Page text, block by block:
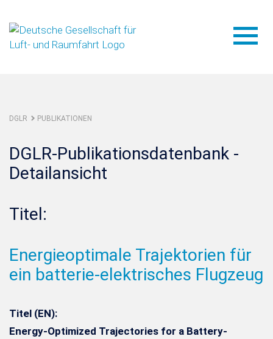
DGLR PUBLIKATIONEN
DGLR-Publikationsdatenbank -
Detailansicht
Titel:
Energieoptimale Trajektorien für
ein batterie-elektrisches Flugzeug
Titel (EN):
Energy-Optimized Trajectories for a Battery-